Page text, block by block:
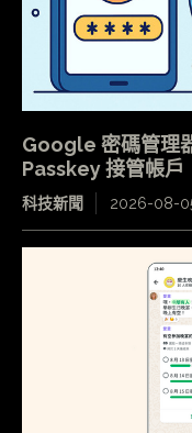
Google 密碼管理
Passkey 接管帳戶
科技新聞 2026-08-